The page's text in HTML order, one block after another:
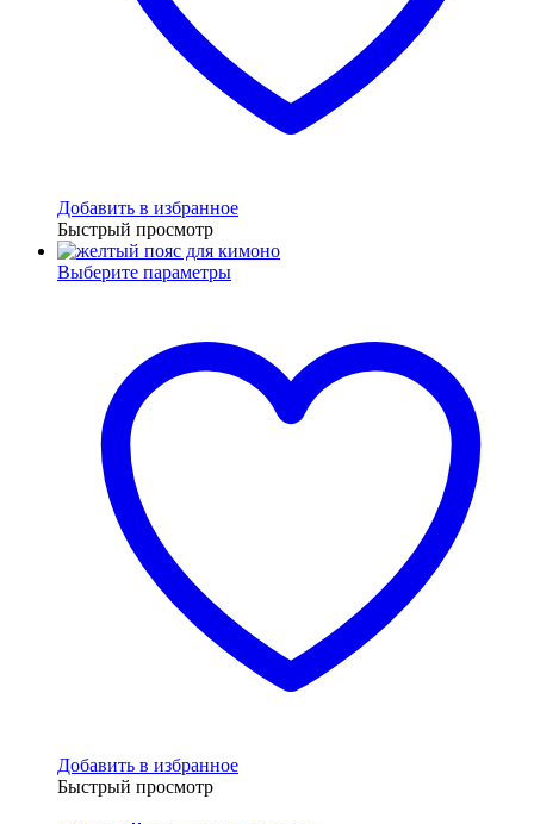
Добавить в избранное
Быстрый просмотр
Выберите параметры
Добавить в избранное
Быстрый просмотр